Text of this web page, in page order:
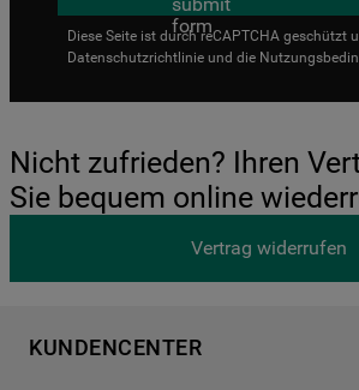
Diese Seite ist durch reCAPTCHA geschützt
Datenschutzrichtlinie und die
Nicht zufrieden? Ihren
Sie bequem online
Vertrag widerrufen
KUNDENCENTER